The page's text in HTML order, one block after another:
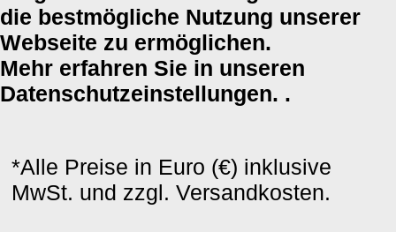
die bestmögliche Nutzung unserer
Webseite zu ermöglichen.
Mehr erfahren Sie in unseren
Datenschutzeinstellungen. .
*Alle Preise in Euro (€) inklusive
MwSt. und zzgl. Versandkosten.